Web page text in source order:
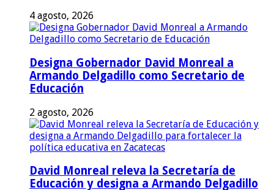
4 agosto, 2026
Designa Gobernador David Monreal a
Armando Delgadillo como Secretario de
Educación
2 agosto, 2026
David Monreal releva la Secretaría de
Educación y designa a Armando Delgadillo